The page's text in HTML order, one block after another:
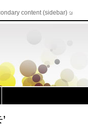
content (sidebar)